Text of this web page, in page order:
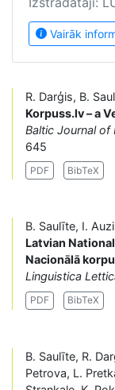
Vairāk
R. Darģis, B.
Korpuss.lv – a
Baltic Journal of
645
PDF BibTeX
B. Saulīte, I.
Latvian
Nacionālā
Linguistica
PDF BibTeX
B. Saulīte, R.
Petrova, L.